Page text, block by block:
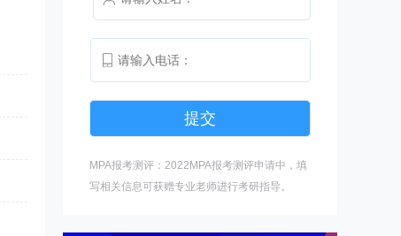
MPA报考测评：2022MPA报考测评申请中，填
写相关信息可获赠专业老师进行考研指导。